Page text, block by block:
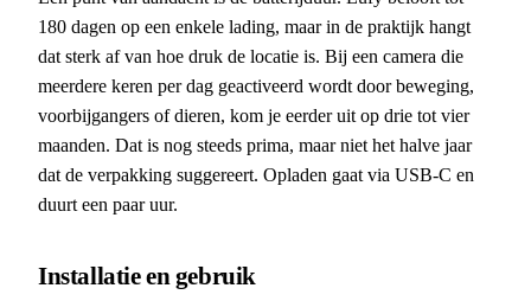
180 dagen op een enkele lading, maar in de praktijk hangt
dat sterk af van hoe druk de locatie is. Bij een camera die
meerdere keren per dag geactiveerd wordt door beweging,
voorbijgangers of dieren, kom je eerder uit op drie tot vier
maanden. Dat is nog steeds prima, maar niet het halve jaar
dat de verpakking suggereert. Opladen gaat via USB-C en
duurt een paar uur.
Installatie en gebruik